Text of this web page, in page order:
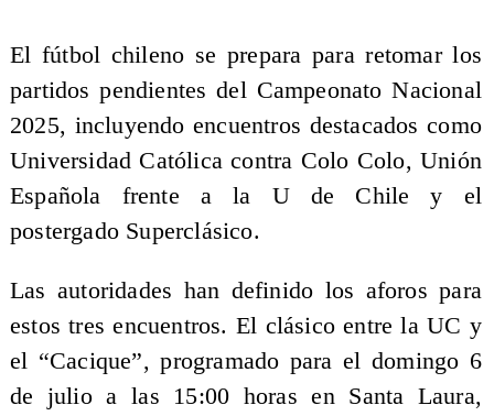
El fútbol chileno se prepara para retomar los
partidos pendientes del Campeonato Nacional
2025, incluyendo encuentros destacados como
Universidad Católica contra Colo Colo, Unión
Española frente a la U de Chile y el
postergado Superclásico.
Las autoridades han definido los aforos para
estos tres encuentros. El clásico entre la UC y
el “Cacique”, programado para el domingo 6
de julio a las 15:00 horas en Santa Laura,